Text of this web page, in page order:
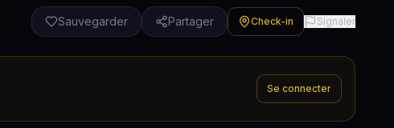
Sauvegarder Partager Check-in Signaler
Se connecter